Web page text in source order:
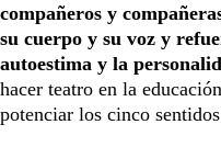
compañeros y
su cuerpo y su voz y
autoestima y la
hacer teatro en la
potenciar los cinco